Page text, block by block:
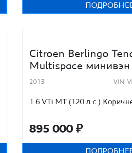
Citroen Berlingo
Multispace минивэн
2013 VIN:
1.6 VTi MT (120 л.с.)
895 000 ₽